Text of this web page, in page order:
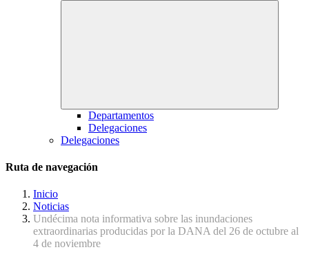
Departamentos
Delegaciones
Delegaciones
Ruta de navegación
Inicio
Noticias
Undécima nota informativa sobre las inundaciones
extraordinarias producidas por la DANA del 26 de octubre al
4 de noviembre